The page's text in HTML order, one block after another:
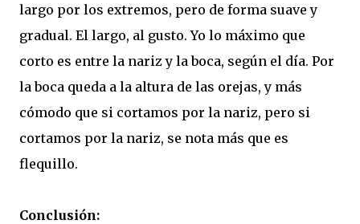
largo por los extremos, pero de forma suave y
gradual. El largo, al gusto. Yo lo máximo que
corto es entre la nariz y la boca, según el día. Por
la boca queda a la altura de las orejas, y más
cómodo que si cortamos por la nariz, pero si
cortamos por la nariz, se nota más que es
flequillo.
Conclusión: